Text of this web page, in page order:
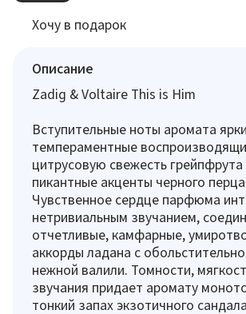
Хочу в подарок
Описание
Zadig & Voltaire This is Him
Вступительные ноты аромата
темпераментные
цитрусовую свежесть
пикантные акценты черного
Чувственное сердце парфюма
нетривиальным звучанием,
отчетливые, камфарные,
аккорды ладана с
нежной валили. Томности,
звучания придает аромату
тонкий запах экзотичного